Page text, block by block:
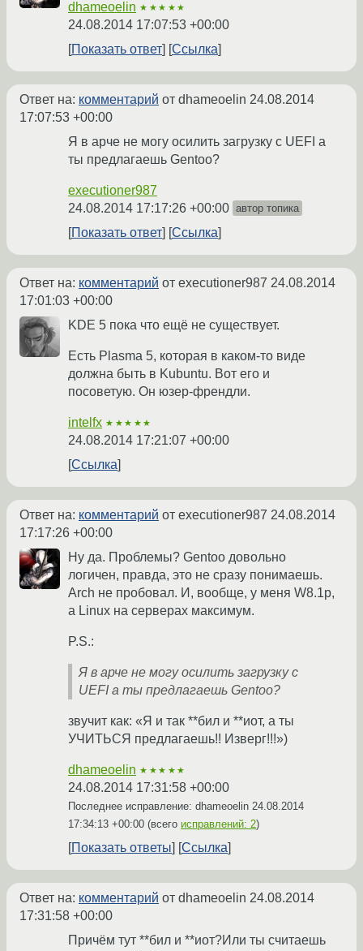
dhameoelin ★★★★★
24.08.2014 17:07:53 +00:00
Показать ответ
Ссылка
Ответ на: комментарий от dhameoelin 24.08.2014
17:07:53 +00:00
Я в арче не могу осилить загрузку с UEFI а
ты предлагаешь Gentoo?
executioner987
24.08.2014 17:17:26 +00:00 автор топика
Показать ответ Ссылка
Ответ на: комментарий от executioner987 24.08.2014
17:01:03 +00:00
KDE 5 пока что ещё не существует.
Есть Plasma 5, которая в каком-то виде
должна быть в Kubuntu. Вот его и
посоветую. Он юзер-френдли.
intelfx ★★★★★
24.08.2014 17:21:07 +00:00
Ссылка
Ответ на: комментарий от executioner987 24.08.2014
17:17:26 +00:00
Ну да. Проблемы? Gentoo довольно
логичен, правда, это не сразу понимаешь.
Arch не пробовал. И, вообще, у меня W8.1p,
а Linux на серверах максимум.
P.S.:
Я в арче не могу осилить загрузку с
UEFI а ты предлагаешь Gentoo?
звучит как: «Я и так **бил и **иот, а ты
УЧИТЬСЯ предлагаешь!! Изверг!!!»)
dhameoelin ★★★★★
24.08.2014 17:31:58 +00:00
Последнее исправление: dhameoelin 24.08.2014
17:34:13 +00:00 (всего исправлений: 2)
Показать ответы Ссылка
Ответ на: комментарий от dhameoelin 24.08.2014
17:31:58 +00:00
Причём тут **бил и **иот?Или ты считаешь